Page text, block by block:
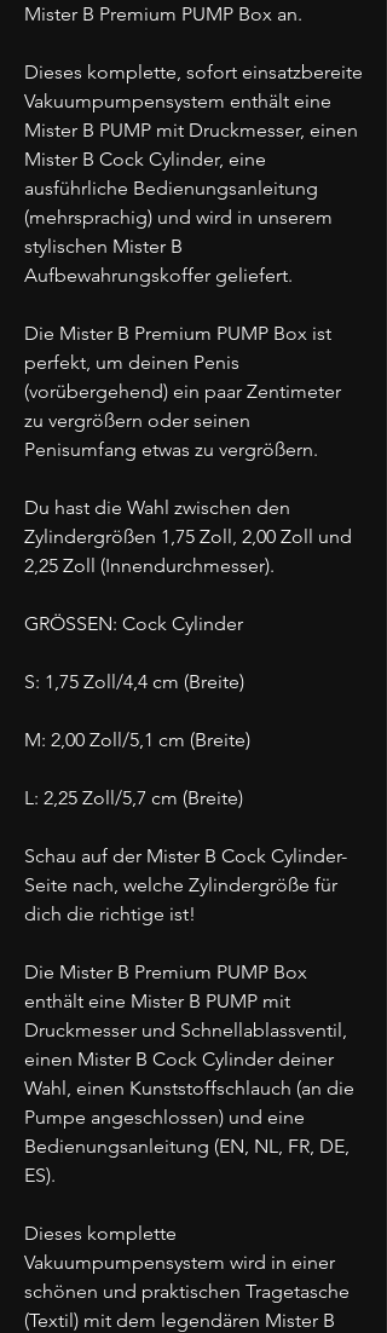
Mister B Premium PUMP Box an.
Dieses komplette, sofort einsatzbereite
Vakuumpumpensystem enthält eine
Mister B PUMP mit Druckmesser, einen
Mister B Cock Cylinder, eine
ausführliche Bedienungsanleitung
(mehrsprachig) und wird in unserem
stylischen Mister B
Aufbewahrungskoffer geliefert.
Die Mister B Premium PUMP Box ist
perfekt, um deinen Penis
(vorübergehend) ein paar Zentimeter
zu vergrößern oder seinen
Penisumfang etwas zu vergrößern.
Du hast die Wahl zwischen den
Zylindergrößen 1,75 Zoll, 2,00 Zoll und
2,25 Zoll (Innendurchmesser).
GRÖSSEN: Cock Cylinder
S: 1,75 Zoll/4,4 cm (Breite)
M: 2,00 Zoll/5,1 cm (Breite)
L: 2,25 Zoll/5,7 cm (Breite)
Schau auf der Mister B Cock Cylinder-
Seite nach, welche Zylindergröße für
dich die richtige ist!
Die Mister B Premium PUMP Box
enthält eine Mister B PUMP mit
Druckmesser und Schnellablassventil,
einen Mister B Cock Cylinder deiner
Wahl, einen Kunststoffschlauch (an die
Pumpe angeschlossen) und eine
Bedienungsanleitung (EN, NL, FR, DE,
ES).
Dieses komplette
Vakuumpumpensystem wird in einer
schönen und praktischen Tragetasche
(Textil) mit dem legendären Mister B